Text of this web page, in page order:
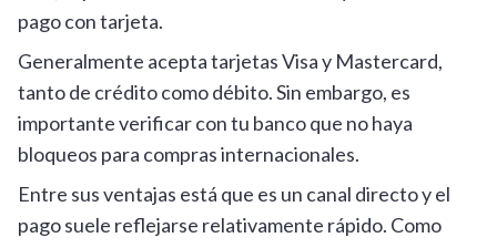
pago con tarjeta.
Generalmente acepta tarjetas Visa y Mastercard,
tanto de crédito como débito. Sin embargo, es
importante verificar con tu banco que no haya
bloqueos para compras internacionales.
Entre sus ventajas está que es un canal directo y el
pago suele reflejarse relativamente rápido. Como